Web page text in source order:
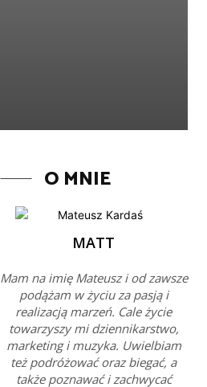
O MNIE
MATT
Mam na imię Mateusz i od zawsze
podążam w życiu za pasją i
realizacją marzeń. Cale życie
towarzyszy mi dziennikarstwo,
marketing i muzyka. Uwielbiam
też podróżować oraz biegać, a
także poznawać i zachwycać